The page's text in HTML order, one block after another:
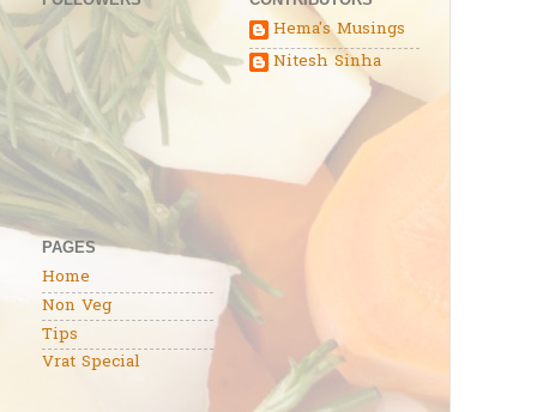
PAGES
Home
Non Veg
Tips
Vrat Special
Hema's Musings
Nitesh Sinha